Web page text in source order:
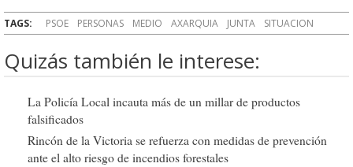
TAGS: PSOE PERSONAS MEDIO AXARQUIA JUNTA SITUACION
Quizás también le interese:
La Policía Local incauta más de un millar de productos
falsificados
Rincón de la Victoria se refuerza con medidas de prevención
ante el alto riesgo de incendios forestales